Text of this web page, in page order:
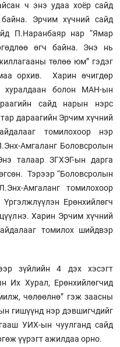
ч энэ удаа хоёр сайд
Эрчим хүчний сайд
П.Наранбаяр нар “Ямар
өгч байна. Энэ нь
төлөө юм” гэдэг
орхив. Харин өчигдөр
хуралдаан болон МАН-ын
сайд нарын нэрс
дараагийн Эрчим хүчний
томилохоор нэр
Амгаланг Боловсролын
талаар ЗГХЭГ-ын дарга
Тэрээр “Боловсролын
Амгаланг томилохоор
Ерөнхийлөгч
Харин Эрчим хүчний
томилох шийдвэр
зүйлийн 4 дэх хэсэгт
Их Хурал, Ерөнхийлөгчид
чөлөөлнө” гэж заасны
гишүүнд нэр дэвшигчдийг
УИХ-ын чуулганд сайд
үүрэгт ажилдаа орно.